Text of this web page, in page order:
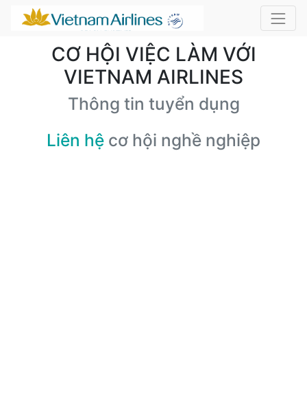
CƠ HỘI VIỆC LÀM VỚI
VIETNAM AIRLINES
Thông tin tuyển dụng
Liên hệ cơ hội nghề nghiệp